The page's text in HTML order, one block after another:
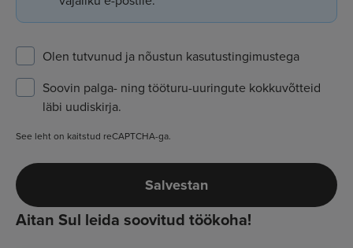
Olen tutvunud ja nõustun kasutustingimustega
Soovin palga- ning tööturu-uuringute kokkuvõtteid
läbi uudiskirja.
See leht on kaitstud reCAPTCHA-ga.
Salvestan
Aitan Sul leida soovitud töökoha!